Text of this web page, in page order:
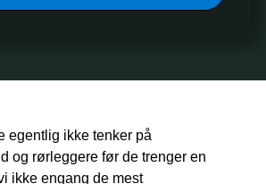
egentlig ikke tenker på
og rørleggere før de trenger en
ikke engang de mest